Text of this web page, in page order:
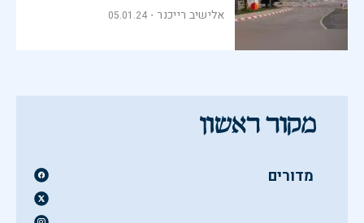
אלישיב רייכנר 05.01.24
מדורים